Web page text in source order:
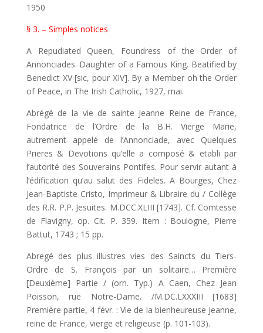
1950
§ 3. – Simples notices
A Repudiated Queen, Foundress of the Order of
Annonciades. Daughter of a Famous King. Beatified by
Benedict XV [sic, pour XIV]. By a Member oh the Order
of Peace, in The Irish Catholic, 1927, mai.
Abrégé de la vie de sainte Jeanne Reine de France,
Fondatrice de l’Ordre de la B.H. Vierge Marie,
autrement appelé de l’An­nonciade, avec Quelques
Prieres & Devotions qu’elle a composé & etabli par
l’auto­rité des Souverains Pontifes. Pour servir autant à
l’édification qu’au salut des Fideles. A Bourges, Chez
Jean-Baptiste Cristo, Imprimeur & Libraire du / Collège
des R.R. P.P. Jesuites. M.DCC.XLIII [1743]. Cf. Comtesse
de Flavigny, op. Cit. P. 359. Item : Boulogne, Pierre
Battut, 1743 ; 15 pp.
Abregé des plus illustres vies des Saincts du Tiers-
Ordre de S. François par un solitaire… Première
[Deuxième] Partie / (orn. Typ.) A Caen, Chez Jean
Poisson, ruë Notre-Dame. /M.DC.LXXXIII [1683]
Première partie, 4 févr. : Vie de la bienheureuse Jeanne,
reine de France, vier­ge et religieuse (p. 101-103).